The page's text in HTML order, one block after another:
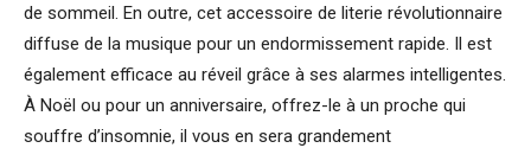
de sommeil. En outre, cet accessoire de literie révolutionnaire
diffuse de la musique pour un endormissement rapide. Il est
également efficace au réveil grâce à ses alarmes intelligentes.
À Noël ou pour un anniversaire, offrez-le à un proche qui
souffre d’insomnie, il vous en sera grandement